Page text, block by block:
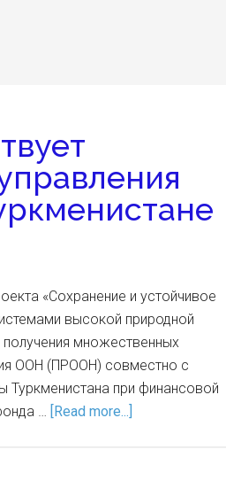
«Сохранение и устойчивое
высокой природной
множественных
ООН (ПРООН) совместно с
при финансовой
… [Read more...]